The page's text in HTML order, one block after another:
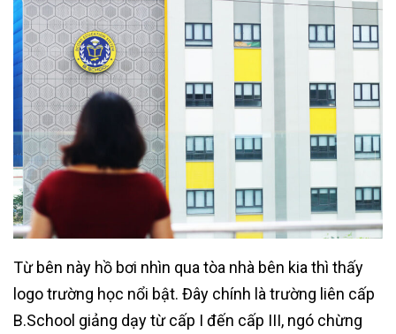
Từ bên này hồ bơi nhìn qua tòa nhà bên kia thì thấy
logo trường học nổi bật. Đây chính là trường liên cấp
B.School giảng dạy từ cấp I đến cấp III, ngó chừng